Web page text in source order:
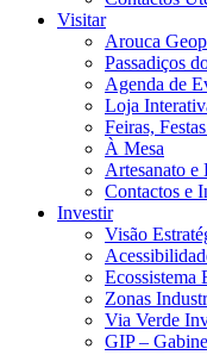
Visitar
Arouca
Passadiços
Agenda de
Loja
Feiras,
À Mesa
Artesanato e
Contactos e
Investir
Visão
Ecossistema
Zonas
Via Verde
GIP –